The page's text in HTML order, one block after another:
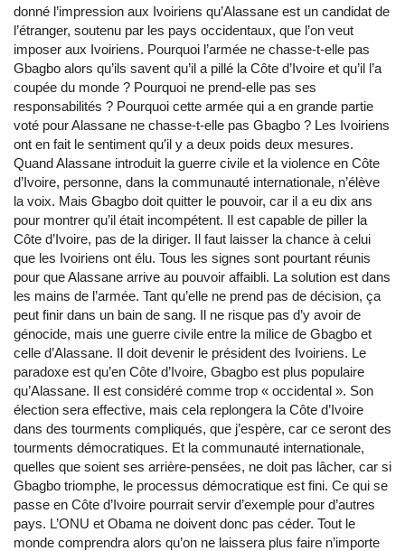
donné l’impression aux Ivoiriens qu’Alassane est un candidat de
l’étranger, soutenu par les pays occidentaux, que l’on veut
imposer aux Ivoiriens. Pourquoi l’armée ne chasse-t-elle pas
Gbagbo alors qu’ils savent qu’il a pillé la Côte d’Ivoire et qu’il l’a
coupée du monde ? Pourquoi ne prend-elle pas ses
responsabilités ? Pourquoi cette armée qui a en grande partie
voté pour Alassane ne chasse-t-elle pas Gbagbo ? Les Ivoiriens
ont en fait le sentiment qu’il y a deux poids deux mesures.
Quand Alassane introduit la guerre civile et la violence en Côte
d’Ivoire, personne, dans la communauté internationale, n’élève
la voix. Mais Gbagbo doit quitter le pouvoir, car il a eu dix ans
pour montrer qu’il était incompétent. Il est capable de piller la
Côte d’Ivoire, pas de la diriger. Il faut laisser la chance à celui
que les Ivoiriens ont élu. Tous les signes sont pourtant réunis
pour que Alassane arrive au pouvoir affaibli. La solution est dans
les mains de l’armée. Tant qu’elle ne prend pas de décision, ça
peut finir dans un bain de sang. Il ne risque pas d’y avoir de
génocide, mais une guerre civile entre la milice de Gbagbo et
celle d’Alassane. Il doit devenir le président des Ivoiriens. Le
paradoxe est qu’en Côte d’Ivoire, Gbagbo est plus populaire
qu’Alassane. Il est considéré comme trop « occidental ». Son
élection sera effective, mais cela replongera la Côte d’Ivoire
dans des tourments compliqués, que j’espère, car ce seront des
tourments démocratiques. Et la communauté internationale,
quelles que soient ses arrière-pensées, ne doit pas lâcher, car si
Gbagbo triomphe, le processus démocratique est fini. Ce qui se
passe en Côte d’Ivoire pourrait servir d’exemple pour d’autres
pays. L’ONU et Obama ne doivent donc pas céder. Tout le
monde comprendra alors qu’on ne laissera plus faire n’importe